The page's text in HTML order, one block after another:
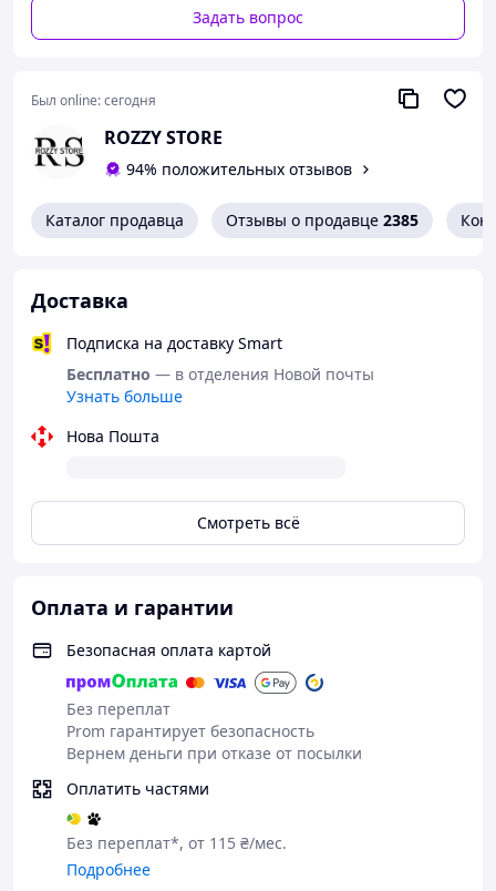
Вы можете оформить доставку в отделение
коробке лежат интимные товары. Упаковка
Вас.
Задать вопрос
Был online:сегодня
ROZZY STORE
94% положительных отзывов
Каталог продавца Отзывы о продавце 2385
Доставка
Подписка на доставку Smart
Бесплатно — в отделения Новой почты
Узнать больше
Нова Пошта
Смотреть всё
Оплата и гарантии
Безопасная оплата картой
Без переплат
Prom гарантирует безопасность
Вернем деньги при отказе от посылки
Оплатить частями
Без переплат*, от 115 ₴/мес.
Подробнее